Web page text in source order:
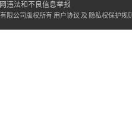
违法和不良信息举报
限公司版权所有 用户协议 及 隐私权保护规